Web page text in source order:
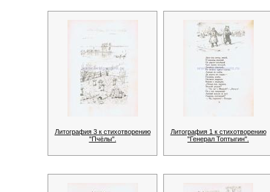
Литография 3 к стихотворению
"Пчёлы".
Литография 1 к стихотворению
"Генерал Топтыгин".